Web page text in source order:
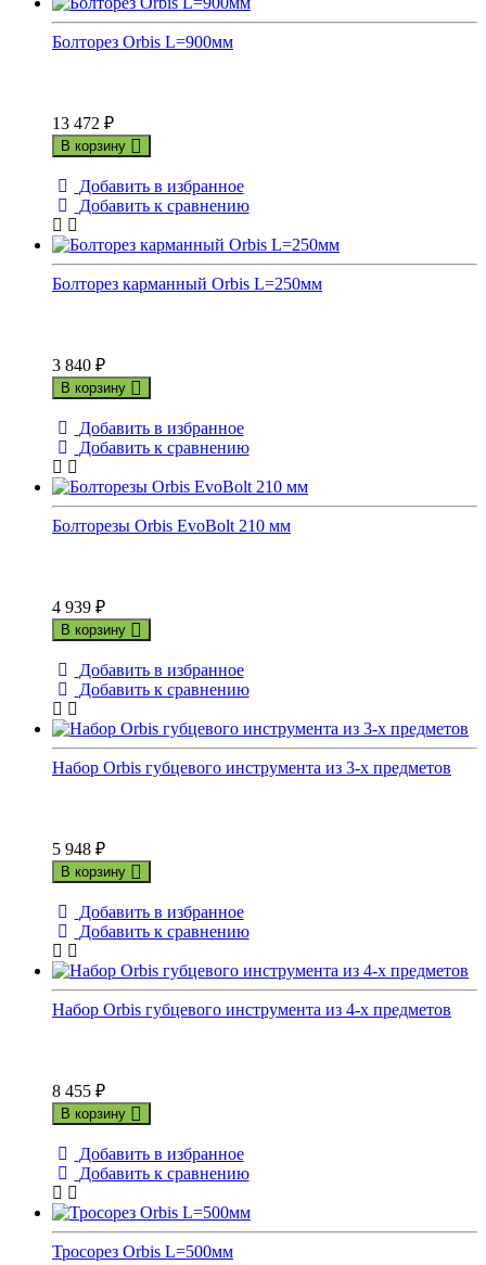
Болторез Orbis L=900мм
13 472 ₽
В корзину
Добавить в избранное
Добавить к сравнению
Болторез карманный Orbis L=250мм
3 840 ₽
В корзину
Добавить в избранное
Добавить к сравнению
Болторезы Orbis EvoBolt 210 мм
4 939 ₽
В корзину
Добавить в избранное
Добавить к сравнению
Набор Orbis губцевого инструмента из 3-х предметов
5 948 ₽
В корзину
Добавить в избранное
Добавить к сравнению
Набор Orbis губцевого инструмента из 4-х предметов
8 455 ₽
В корзину
Добавить в избранное
Добавить к сравнению
Тросорез Orbis L=500мм